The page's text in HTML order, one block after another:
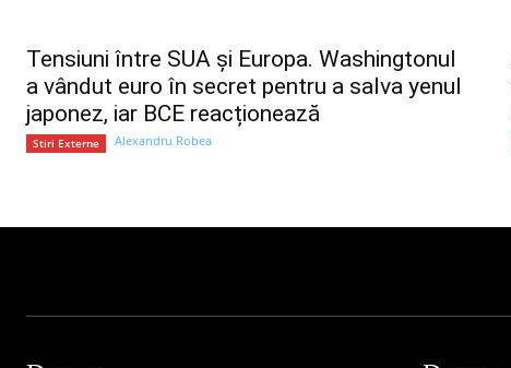
Tensiuni între SUA și Europa. Washingtonul
a vândut euro în secret pentru a salva yenul
japonez, iar BCE reacționează
Stiri Externe Alexandru Robea